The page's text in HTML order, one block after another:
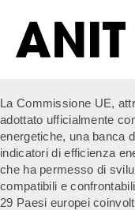
La Commissione UE,
adottato ufficialmente
energetiche, una banca
indicatori di efficienza
che ha permesso di
compatibili e
29 Paesi europei